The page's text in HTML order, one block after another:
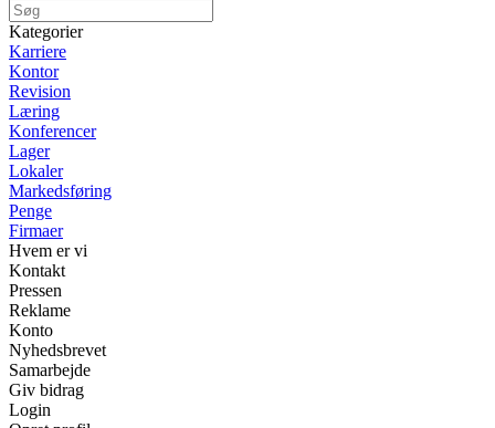
Kategorier
Karriere
Kontor
Revision
Læring
Konferencer
Lager
Lokaler
Markedsføring
Penge
Firmaer
Hvem er vi
Kontakt
Pressen
Reklame
Konto
Nyhedsbrevet
Samarbejde
Giv bidrag
Login